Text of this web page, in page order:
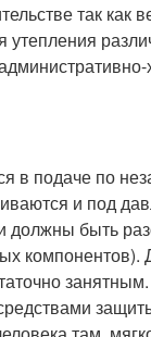
так как
в подаче по
и под
быть
компонентов).